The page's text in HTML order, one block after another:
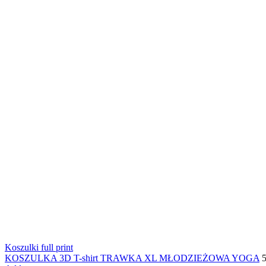
Koszulki full print
KOSZULKA 3D T-shirt TRAWKA XL MŁODZIEŻOWA YOGA